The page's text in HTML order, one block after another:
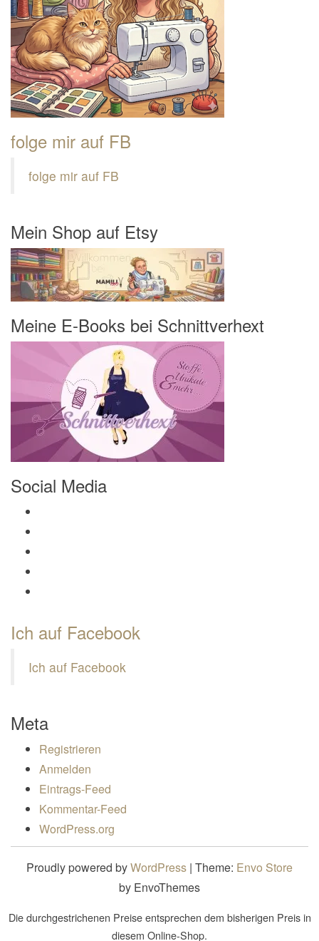
folge mir auf FB
folge mir auf FB
Mein Shop auf Etsy
Meine E-Books bei Schnittverhext
Social Media
Ich auf Facebook
Ich auf Facebook
Meta
Registrieren
Anmelden
Eintrags-Feed
Kommentar-Feed
WordPress.org
Proudly powered byWordPress | Theme: Envo Store
by EnvoThemes
Die durchgestrichenen Preise entsprechen dem bisherigen Preis in
diesem Online-Shop.